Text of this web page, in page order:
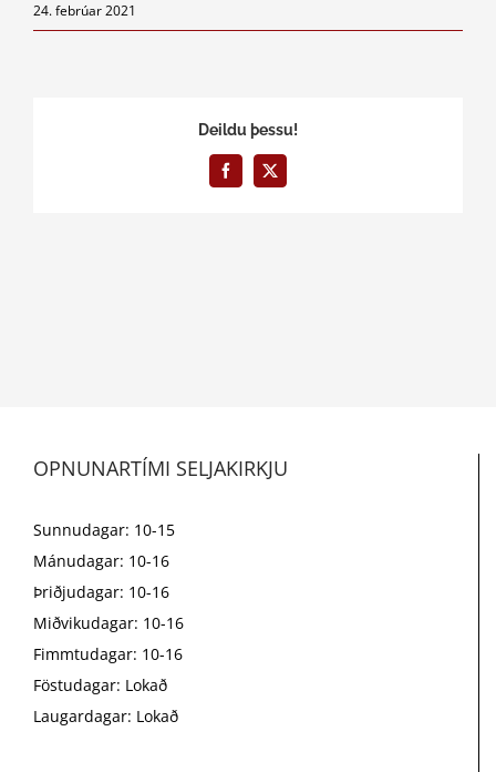
24. febrúar 2021
Deildu þessu!
Facebook
X
OPNUNARTÍMI SELJAKIRKJU
Sunnudagar: 10-15
Mánudagar: 10-16
Þriðjudagar: 10-16
Miðvikudagar: 10-16
Fimmtudagar: 10-16
Föstudagar: Lokað
Laugardagar: Lokað